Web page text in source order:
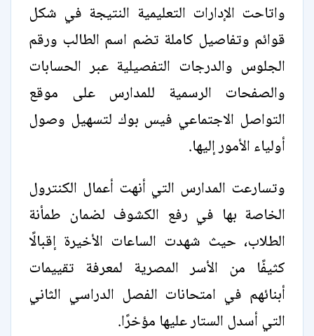
واتاحت الإدارات التعليمية النتيجة في شكل
قوائم وتفاصيل كاملة تضم اسم الطالب ورقم
الجلوس والدرجات التفصيلية عبر الحسابات
والصفحات الرسمية للمدارس على موقع
التواصل الاجتماعي فيس بوك لتسهيل وصول
أولياء الأمور إليها.
وتسارعت المدارس التي أنهت أعمال الكنترول
الخاصة بها في رفع الكشوف لضمان طمأنة
الطلاب، حيث شهدت الساعات الأخيرة إقبالًا
كثيفًا من الأسر المصرية لمعرفة تقييمات
أبنائهم في امتحانات الفصل الدراسي الثاني
التي أسدل الستار عليها مؤخرًا.